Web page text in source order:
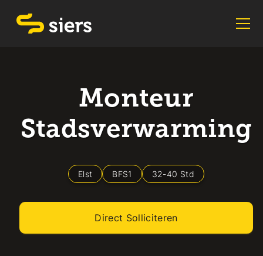
Monteur
Stadsverwarming
Elst BFS1 32-40 Std
Direct Solliciteren